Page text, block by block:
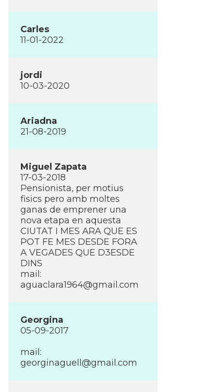
Carles
11-01-2022
jordi
10-03-2020
Ariadna
21-08-2019
Miguel Zapata
17-03-2018
Pensionista, per motius
fisics pero amb moltes
ganas de emprener una
nova etapa en aquesta
CIUTAT I MES ARA QUE ES
POT FE MES DESDE FORA
A VEGADES QUE D3ESDE
DINS
mail:
aguaclara1964@gmail.com
Georgina
05-09-2017
mail:
georginaguell@gmail.com